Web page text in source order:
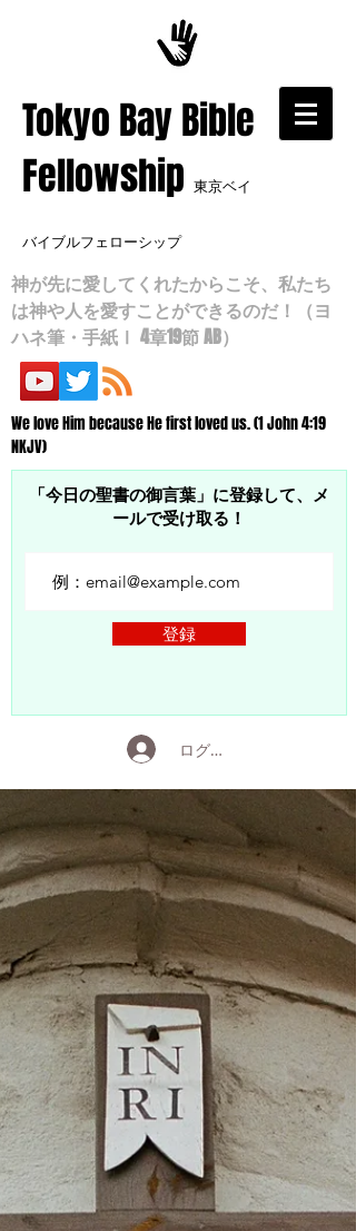
​Tokyo Bay Bible
Fellowship 東京ベイ
バイブルフェローシップ
神が先に愛してくれたからこそ、私たち
は神や人を愛すことができるのだ！（ヨ
ハネ筆・手紙Ⅰ 4章19節 AB）
We love Him because He first loved us. (1 John 4:19
NKJV)
「今日の聖書の御言葉」に登録して、メ
ールで受け取る！
登録
ログイン